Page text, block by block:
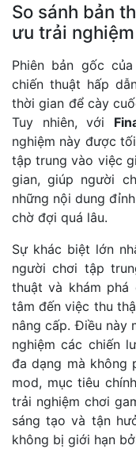
So sánh bản
ưu trải nghiệm
Phiên bản gốc
chiến thuật hấp
thời gian để cày
Tuy nhiên, với
nghiệm này được
tập trung vào việc
gian, giúp người
những nội dung
chờ đợi quá lâu.
Sự khác biệt lớn
người chơi tập
thuật và khám
tâm đến việc thu
nâng cấp. Điều này
nghiệm các chiến
đa dạng mà không
mod, mục tiêu
trải nghiệm chơi
sáng tạo và tận
không bị giới hạn